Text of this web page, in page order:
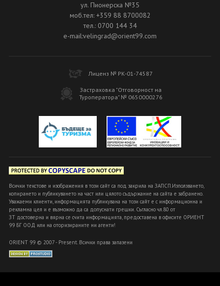
ул. Пионерска №35
моб.тел: +359 88 8700082
тел.: 0700 144 34
e-mail:velingrad@orient99.com
Лиценз № РК-01-74587
Застраховка "Отговорност на
Туроператора" № 0650000276
Всички текстове и изображения в този сайт са под закрила на ЗАПСП.Използването,
копирането и публикуването на част или цялото съдържание на сайта е забранено.
Уважаеми клиенти, информацията публикувана на този сайт е с информационна и
рекламна цел и е възможно да са допуснати грешки. Съгласно чл.80 от
ЗТ достоверна и вярна се счита информацията, предоставена в офисите ОРИЕНТ
99 БГ ООД или на оторизираните ни агенти!
ORIENT 99 © 2007 - Present. Всички права запазени